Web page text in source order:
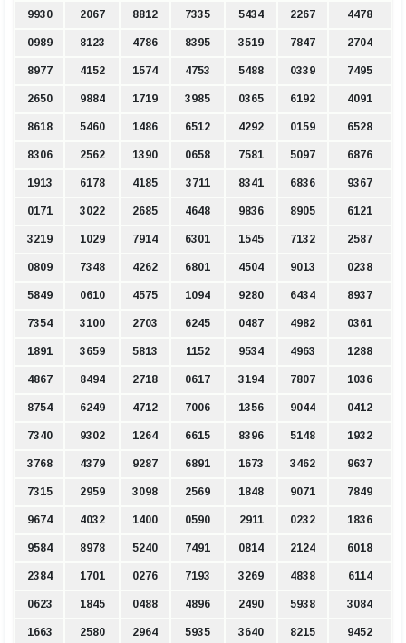
9930 2067 8812 7335 5434 2267 4478
0989 8123 4786 8395 3519 7847 2704
8977 4152 1574 4753 5488 0339 7495
2650 9884 1719 3985 0365 6192 4091
8618 5460 1486 6512 4292 0159 6528
8306 2562 1390 0658 7581 5097 6876
1913 6178 4185 3711 8341 6836 9367
0171 3022 2685 4648 9836 8905 6121
3219 1029 7914 6301 1545 7132 2587
0809 7348 4262 6801 4504 9013 0238
5849 0610 4575 1094 9280 6434 8937
7354 3100 2703 6245 0487 4982 0361
1891 3659 5813 1152 9534 4963 1288
4867 8494 2718 0617 3194 7807 1036
8754 6249 4712 7006 1356 9044 0412
7340 9302 1264 6615 8396 5148 1932
3768 4379 9287 6891 1673 3462 9637
7315 2959 3098 2569 1848 9071 7849
9674 4032 1400 0590 2911 0232 1836
9584 8978 5240 7491 0814 2124 6018
2384 1701 0276 7193 3269 4838 6114
0623 1845 0488 4896 2490 5938 3084
1663 2580 2964 5935 3640 8215 9452